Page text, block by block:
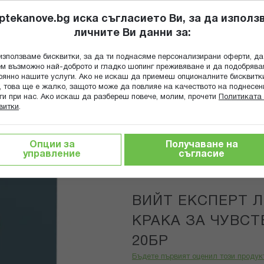
Търсене
ПОПИТАЙ
ГРИЖА ЗА МАЙКАТА И ДЕТЕТО ХРАНИТЕЛНИ ДОБАВКИ
ЗА ТЯЛО И КРАКА ЗА ЧУВСТВИТЕЛНА КОЖА Х 20БР
Veet
ВИЙТ ЕКСПЕРТ
КРАКА ЗА
20БР
Бъдете първият оценил този
иска съгласието Ви, за да
личните Ви данни за:
бисквитки, за да ти поднасяме персонализирани оферти, да
възможно най-доброто и гладко шопинг преживяване и да
нашите услуги. Ако не искаш да приемеш опционалните
това ще е жалко, защото може да повлияе на качеството на
при нас. Ако искаш да разбереш повече, молим, прочети
Политиката
.
Опции за
управление
Получаване на
съгласие